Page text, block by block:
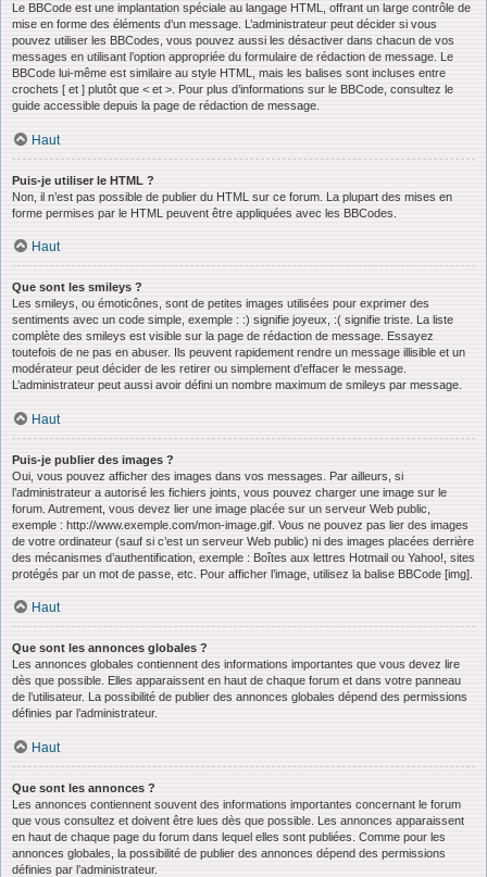
Le BBCode est une implantation spéciale au langage HTML, offrant un large contrôle de
mise en forme des éléments d’un message. L’administrateur peut décider si vous
pouvez utiliser les BBCodes, vous pouvez aussi les désactiver dans chacun de vos
messages en utilisant l’option appropriée du formulaire de rédaction de message. Le
BBCode lui-même est similaire au style HTML, mais les balises sont incluses entre
crochets [ et ] plutôt que < et >. Pour plus d’informations sur le BBCode, consultez le
guide accessible depuis la page de rédaction de message.
Haut
Puis-je utiliser le HTML ?
Non, il n’est pas possible de publier du HTML sur ce forum. La plupart des mises en
forme permises par le HTML peuvent être appliquées avec les BBCodes.
Haut
Que sont les smileys ?
Les smileys, ou émoticônes, sont de petites images utilisées pour exprimer des
sentiments avec un code simple, exemple : :) signifie joyeux, :( signifie triste. La liste
complète des smileys est visible sur la page de rédaction de message. Essayez
toutefois de ne pas en abuser. Ils peuvent rapidement rendre un message illisible et un
modérateur peut décider de les retirer ou simplement d’effacer le message.
L’administrateur peut aussi avoir défini un nombre maximum de smileys par message.
Haut
Puis-je publier des images ?
Oui, vous pouvez afficher des images dans vos messages. Par ailleurs, si
l’administrateur a autorisé les fichiers joints, vous pouvez charger une image sur le
forum. Autrement, vous devez lier une image placée sur un serveur Web public,
exemple : http://www.exemple.com/mon-image.gif. Vous ne pouvez pas lier des images
de votre ordinateur (sauf si c’est un serveur Web public) ni des images placées derrière
des mécanismes d’authentification, exemple : Boîtes aux lettres Hotmail ou Yahoo!, sites
protégés par un mot de passe, etc. Pour afficher l’image, utilisez la balise BBCode [img].
Haut
Que sont les annonces globales ?
Les annonces globales contiennent des informations importantes que vous devez lire
dès que possible. Elles apparaissent en haut de chaque forum et dans votre panneau
de l’utilisateur. La possibilité de publier des annonces globales dépend des permissions
définies par l’administrateur.
Haut
Que sont les annonces ?
Les annonces contiennent souvent des informations importantes concernant le forum
que vous consultez et doivent être lues dès que possible. Les annonces apparaissent
en haut de chaque page du forum dans lequel elles sont publiées. Comme pour les
annonces globales, la possibilité de publier des annonces dépend des permissions
définies par l’administrateur.